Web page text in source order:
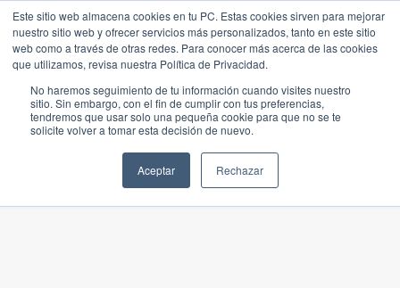
Este sitio web almacena cookies en tu PC. Estas cookies sirven para mejorar
nuestro sitio web y ofrecer servicios más personalizados, tanto en este sitio
web como a través de otras redes. Para conocer más acerca de las cookies
que utilizamos, revisa nuestra Política de Privacidad.
No haremos seguimiento de tu información cuando visites nuestro
sitio. Sin embargo, con el fin de cumplir con tus preferencias,
tendremos que usar solo una pequeña cookie para que no se te
solicite volver a tomar esta decisión de nuevo.
Aceptar Rechazar